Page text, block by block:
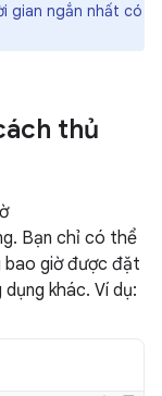
gian ngắn nhất có
thủ
Bạn chỉ có thể
giờ được đặt
khác. Ví dụ: